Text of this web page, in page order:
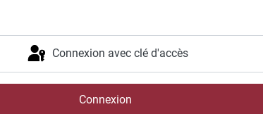
Connexion avec clé d'accès
Connexion